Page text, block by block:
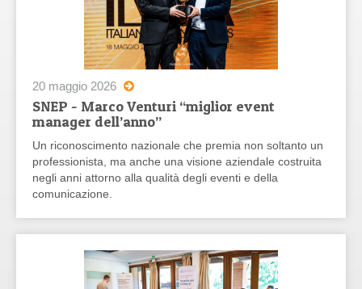
20 maggio 2026
SNEP - Marco Venturi “miglior event
manager dell’anno”
Un riconoscimento nazionale che premia non soltanto un
professionista, ma anche una visione aziendale costruita
negli anni attorno alla qualità degli eventi e della
comunicazione.